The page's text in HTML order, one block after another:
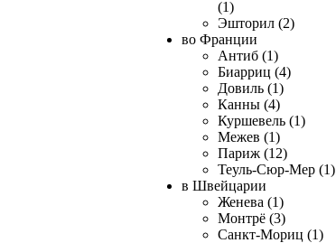
(1)
Эшторил (2)
во Франции
Антиб (1)
Биарриц (4)
Довиль (1)
Канны (4)
Куршевель (1)
Межев (1)
Париж (12)
Теуль-Сюр-Мер (1)
в Швейцарии
Женева (1)
Монтрё (3)
Санкт-Мориц (1)